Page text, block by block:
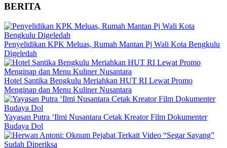
BERITA
Penyelidikan KPK Meluas, Rumah Mantan Pj Wali Kota Bengkulu
Digeledah
Hotel Santika Bengkulu Meriahkan HUT RI Lewat Promo
Menginap dan Menu Kuliner Nusantara
Yayasan Putra ‘Ilmi Nusantara Cetak Kreator Film Dokumenter
Budaya Dol